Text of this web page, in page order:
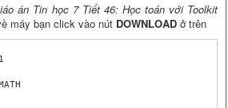
án Tin học 7 Tiết 46: Học toán với Toolkit
máy bạn click vào nút DOWNLOAD ở trên